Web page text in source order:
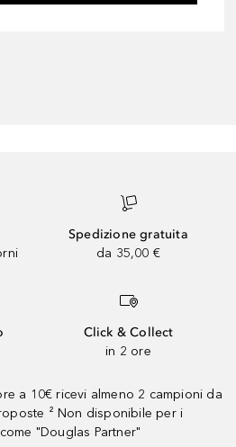
Spedizione gratuita
da 35,00 €
Click & Collect
in 2 ore
a 10€ ricevi almeno 2 campioni da
² Non disponibile per i
"Douglas Partner"